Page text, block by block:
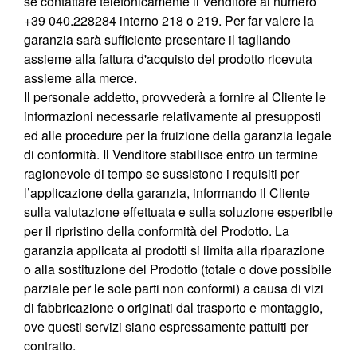
+39 040.228284 interno 218 o 219. Per far valere la
garanzia sarà sufficiente presentare il tagliando
assieme alla fattura d'acquisto del prodotto ricevuta
assieme alla merce.
Il personale addetto, provvederà a fornire al Cliente le
informazioni necessarie relativamente ai presupposti
ed alle procedure per la fruizione della garanzia legale
di conformità. Il Venditore stabilisce entro un termine
ragionevole di tempo se sussistono i requisiti per
l’applicazione della garanzia, informando il Cliente
sulla valutazione effettuata e sulla soluzione esperibile
per il ripristino della conformità del Prodotto. La
garanzia applicata ai prodotti si limita alla riparazione
o alla sostituzione del Prodotto (totale o dove possibile
parziale per le sole parti non conformi) a causa di vizi
di fabbricazione o originati dal trasporto e montaggio,
ove questi servizi siano espressamente pattuiti per
contratto.